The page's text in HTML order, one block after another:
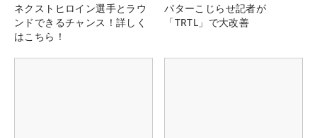
ネクストヒロイン選手とラウ
ンドできるチャンス！詳しく
はこちら！
パターこじらせ記者が
「TRTL」で大改善